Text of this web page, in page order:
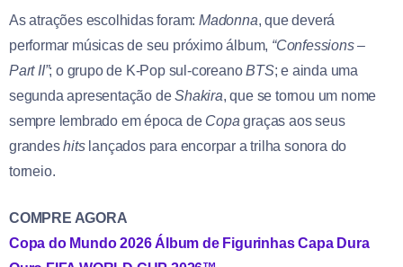
As atrações escolhidas foram: Madonna, que deverá
performar músicas de seu próximo álbum, “Confessions –
Part II”; o grupo de K-Pop sul-coreanoBTS; e ainda uma
segunda apresentação deShakira, que se tornou um nome
sempre lembrado em época de Copa graças aos seus
grandeshitslançados para encorpar a trilha sonora do
torneio.
COMPRE AGORA
Copa do Mundo 2026 Álbum de Figurinhas Capa Dura